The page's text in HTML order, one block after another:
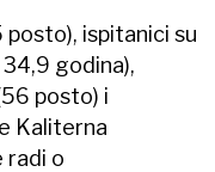
posto), ispitanici su
godina),
posto) i
Kaliterna
radi o